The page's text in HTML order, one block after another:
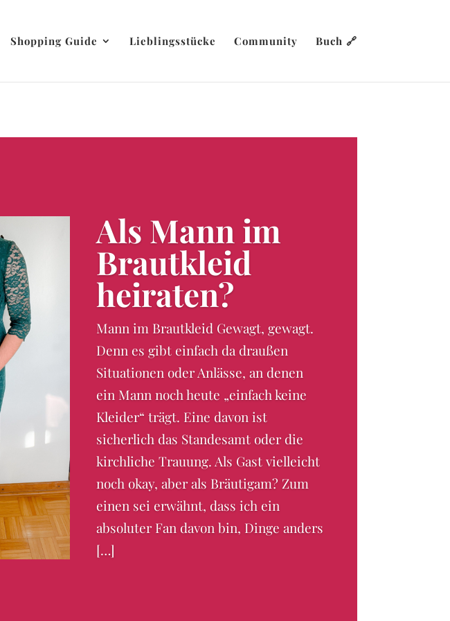
Shopping Guide Lieblingsstücke Community Buch 🔗
Als Mann im
Brautkleid
heiraten?
Mann im Brautkleid Gewagt, gewagt.
Denn es gibt einfach da draußen
Situationen oder Anlässe, an denen
ein Mann noch heute „einfach keine
Kleider“ trägt. Eine davon ist
sicherlich das Standesamt oder die
kirchliche Trauung. Als Gast vielleicht
noch okay, aber als Bräutigam? Zum
einen sei erwähnt, dass ich ein
absoluter Fan davon bin, Dinge anders
[…]